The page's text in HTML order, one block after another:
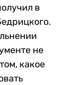
в
не
какое